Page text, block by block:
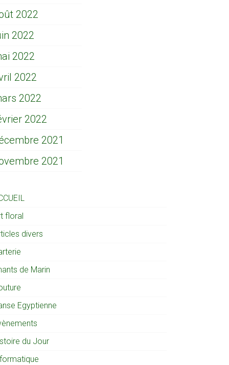
2022
2022
2022
2022
2022
2022
2021
2021
floral
divers
de Marin
Egyptienne
du Jour